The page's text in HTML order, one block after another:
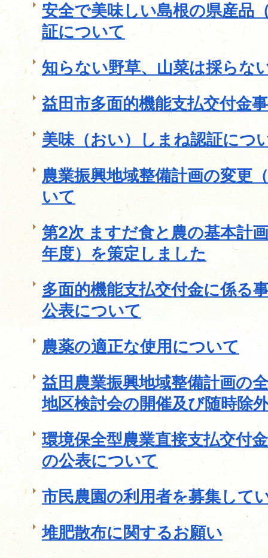
安全で美味しい島根の県産品
証について
知らない野草、山菜は採らな
益田市多面的機能支払交付金
美味（おい）しまね認証につ
農業振興地域整備計画の変更
いて
第2次 ますだ食と農の基本計
年度）を策定しました
多面的機能支払交付金に係る
公表について
農薬の適正な使用について
益田農業振興地域整備計画の
地区検討会の開催及び随時除
環境保全型農業直接支払交付
の公表について
市民農園の利用者を募集して
堆肥散布に関するお願い